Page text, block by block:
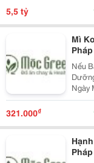
Sân
5,5 tỷ
Mì
Hiện
Nếu
Ngày
Thì
321.000₫